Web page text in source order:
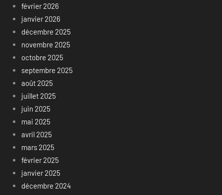
février 2026
janvier 2026
décembre 2025
novembre 2025
octobre 2025
septembre 2025
août 2025
juillet 2025
juin 2025
mai 2025
avril 2025
mars 2025
février 2025
janvier 2025
décembre 2024